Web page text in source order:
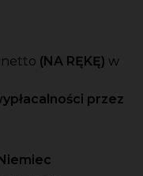
netto (NA RĘKĘ) w
przez